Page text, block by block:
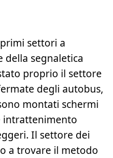
settori a
della segnaletica
proprio il settore
degli autobus,
montati schermi
intrattenimento
Il settore dei
a trovare il metodo